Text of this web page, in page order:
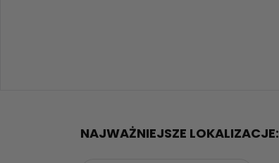
NAJWAŻNIEJSZE LOKALIZACJE: